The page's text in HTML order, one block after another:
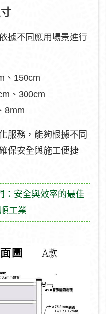
據不同應用場景進行
、150cm
、300cm
8mm
服務，能夠根據不同
保安全與施工便捷
：安全與效率的最佳
工業